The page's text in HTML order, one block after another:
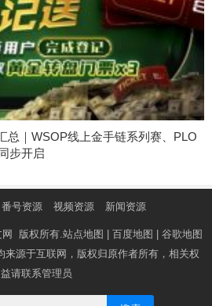
总｜WSOP线上金手链系列赛、PLO
步开启
番号资源 视频资源 新闻资源
版权所有.站点地图 百度地图
谷歌地图
来源于互联网，版权归原作者所有，相关权
益请联系管理员